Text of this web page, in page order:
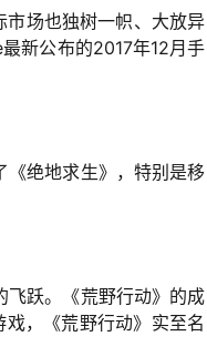
市场也独树一帜、大放异
新公布的2017年12月手
《绝地求生》，特别是移
飞跃。《荒野行动》的成
，《荒野行动》实至名